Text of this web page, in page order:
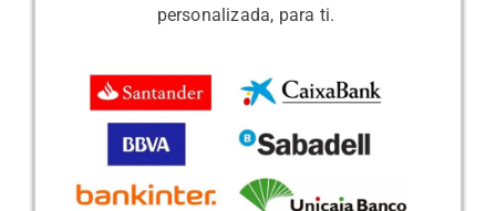
personalizada, para ti.